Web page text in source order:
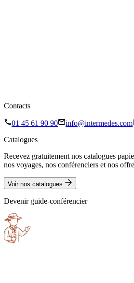
Contacts
01 45 61 90 90 info@intermedes.com
Catalogues
Recevez gratuitement nos catalogues
nos voyages, nos conférenciers et nos
Voir nos catalogues
Devenir guide-conférencier